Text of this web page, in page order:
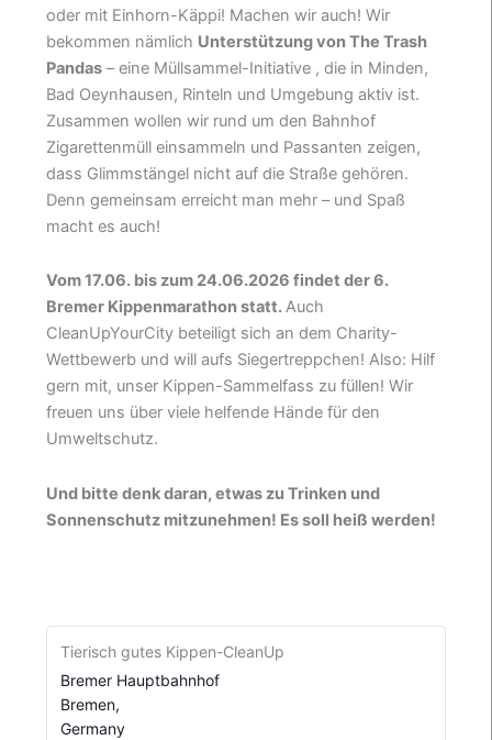
oder mit Einhorn-Käppi! Machen wir auch! Wir
bekommen nämlich Unterstützung von The Trash
Pandas – eine Müllsammel-Initiative , die in Minden,
Bad Oeynhausen, Rinteln und Umgebung aktiv ist.
Zusammen wollen wir rund um den Bahnhof
Zigarettenmüll einsammeln und Passanten zeigen,
dass Glimmstängel nicht auf die Straße gehören.
Denn gemeinsam erreicht man mehr – und Spaß
macht es auch!
Vom 17.06. bis zum 24.06.2026 findet der 6.
Bremer Kippenmarathon statt.Auch
CleanUpYourCity beteiligt sich an dem Charity-
Wettbewerb und will aufs Siegertreppchen! Also: Hilf
gern mit, unser Kippen-Sammelfass zu füllen! Wir
freuen uns über viele helfende Hände für den
Umweltschutz.
Und bitte denk daran, etwas zu Trinken und
Sonnenschutz mitzunehmen! Es soll heiß werden!
Tierisch gutes Kippen-CleanUp
Bremer Hauptbahnhof
Bremen,
Germany